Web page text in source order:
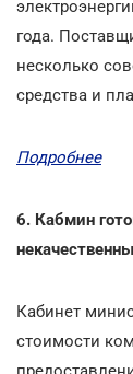
года.
несколько
средства и
Подробнее
6. Кабмин
Кабинет
стоимости